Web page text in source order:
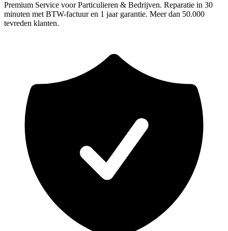
Premium Service voor Particulieren & Bedrijven. Reparatie in 30
minuten met BTW-factuur en 1 jaar garantie. Meer dan 50.000
tevreden klanten.